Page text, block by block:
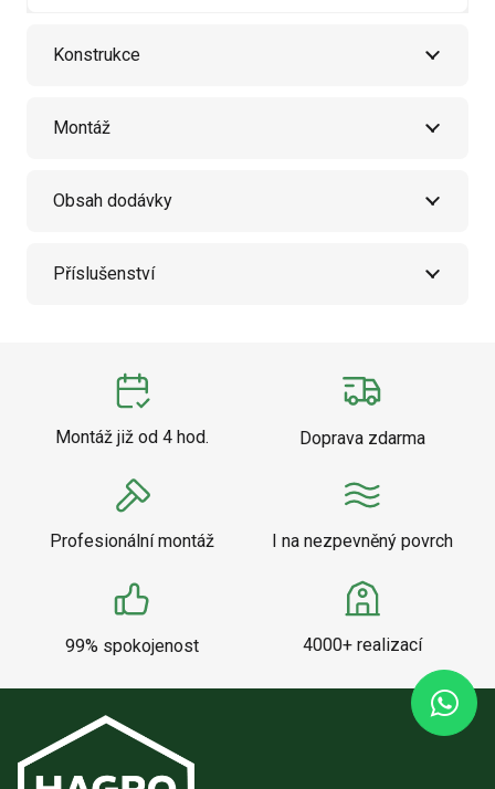
Konstrukce
Montáž
Obsah dodávky
Příslušenství
Montáž již od 4 hod. Doprava zdarma
Profesionální montáž I na nezpevněný povrch
99% spokojenost 4000+ realizací